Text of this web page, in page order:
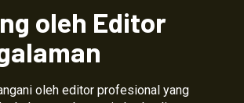
oleh Editor
oleh editor profesional yang